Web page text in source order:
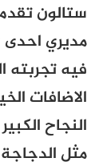
مديري احدى
فيه
الاضافات
النجاح
مثل